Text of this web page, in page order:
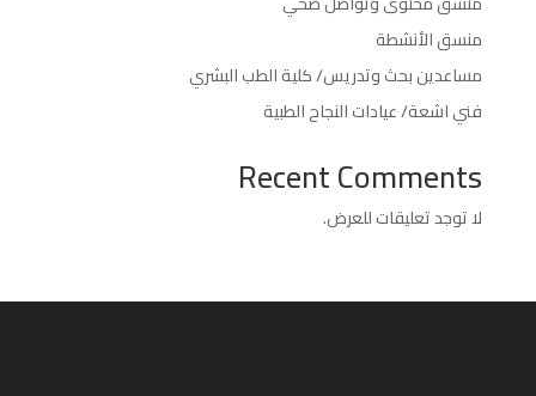
منسق الأنشطة
مساعدين بحث وتدريس/ كلية الطب البشري
فني اشعة/ عيادات النجاح الطبية
Recent Comments
لا توجد تعليقات للعرض.